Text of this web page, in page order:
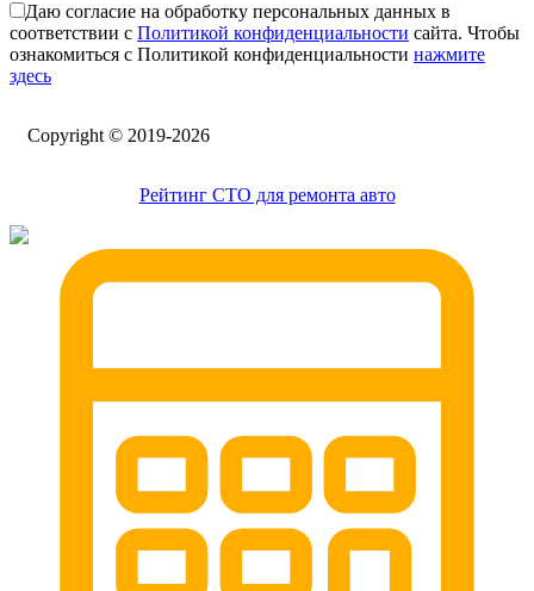
Даю согласие на обработку персональных данных в
соответствии с Политикой конфиденциальности сайта. Чтобы
ознакомиться с Политикой конфиденциальности нажмите
здесь
Сopyright © 2019-2026
Рейтинг СТО для ремонта авто